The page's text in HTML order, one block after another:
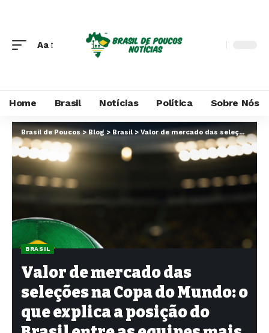
Aa
Home Brasil Notícias Política Sobre Nós
Brasil de Poucos>Blog>Brasil>Valor de mercado das seleções na Copa do Mundo: o que explica a posição do Brasil entre as equipes mais valiosas
BRASIL
Valor de mercado das
seleções na Copa do Mundo: o
que explica a posição do